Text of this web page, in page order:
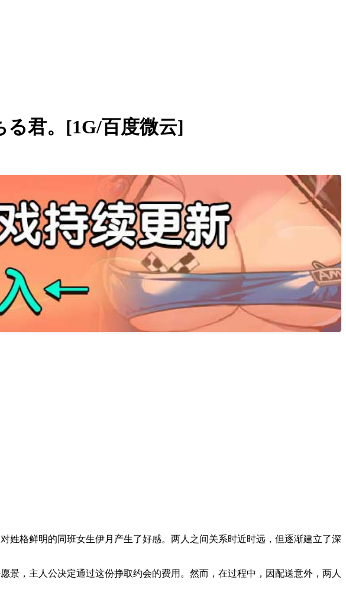
君。[1G/百度微云]
姓格鲜明的同班女生伊月产生了好感。两人之间关系时近时远，但逐渐建立了深
，主人公决定通过这份挣取约会的费用。然而，在过程中，因配送意外，两人